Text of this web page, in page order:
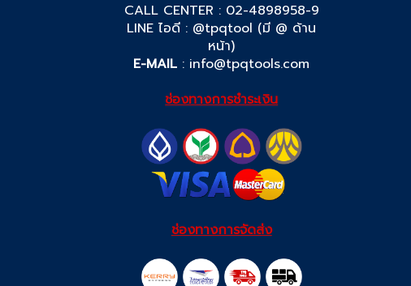
CALL CENTER : 02-4898958-9
LINE ไอดี : @tpqtool (มี @ ด้าน
หน้า)
E-MAIL : info@tpqtools.com
ช่องทางการชำระเงิน
ช่องทางการจัดส่ง